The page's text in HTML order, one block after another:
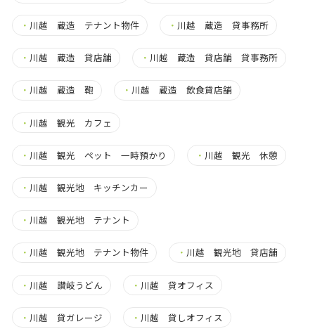
・ 川越 蔵造 テナント物件 ・ 川越 蔵造 貸事務所
・ 川越 蔵造 貸店舗 ・ 川越 蔵造 貸店舗 貸事務所
・ 川越 蔵造 鞄 ・ 川越 蔵造 飲食貸店舗
・ 川越 観光 カフェ
・ 川越 観光 ペット 一時預かり ・ 川越 観光 休憩
・ 川越 観光地 キッチンカー
・ 川越 観光地 テナント
・ 川越 観光地 テナント物件 ・ 川越 観光地 貸店舗
・ 川越 讃岐うどん ・ 川越 貸オフィス
・ 川越 貸ガレージ ・ 川越 貸しオフィス